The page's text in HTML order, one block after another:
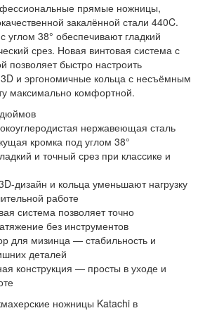
прямые ножницы,
закалённой стали 440C.
углом 38° обеспечивают гладкий
срез. Новая винтовая система с
позволяет быстро настроить
и эргономичные кольца с несъёмным
максимально комфортной.
нержавеющая сталь
кромка под углом 38°
и точный срез при классике и
дизайн и кольца уменьшают нагрузку
работе
система позволяет точно
без инструментов
для мизинца — стабильность и
деталей
конструкция — просты в уходе и
ножницы Katachi в